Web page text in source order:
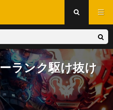
ランク駆け抜け